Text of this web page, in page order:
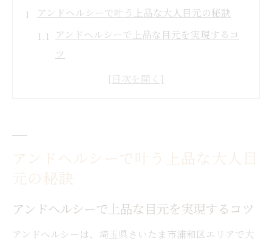
アンドヘルシーで叶う上品な大人目元の秘訣
アンドヘルシーで上品な目元を実現するコ
ツ
逆さまつ毛や下がりまつ毛も自然な華やか
アンドヘルシーの施術が選ばれる理由とは
自分に似合う目元デザインの選び方と秘訣
逆さまつ毛や瞼のたるみに悩む方へ新提案
アンドヘルシーで叶う上品な大人目
元の秘訣
アンドヘルシーで上品な目元を実現するコツ
アンドヘルシーは、埼玉県さいたま市浦和区エリアで大